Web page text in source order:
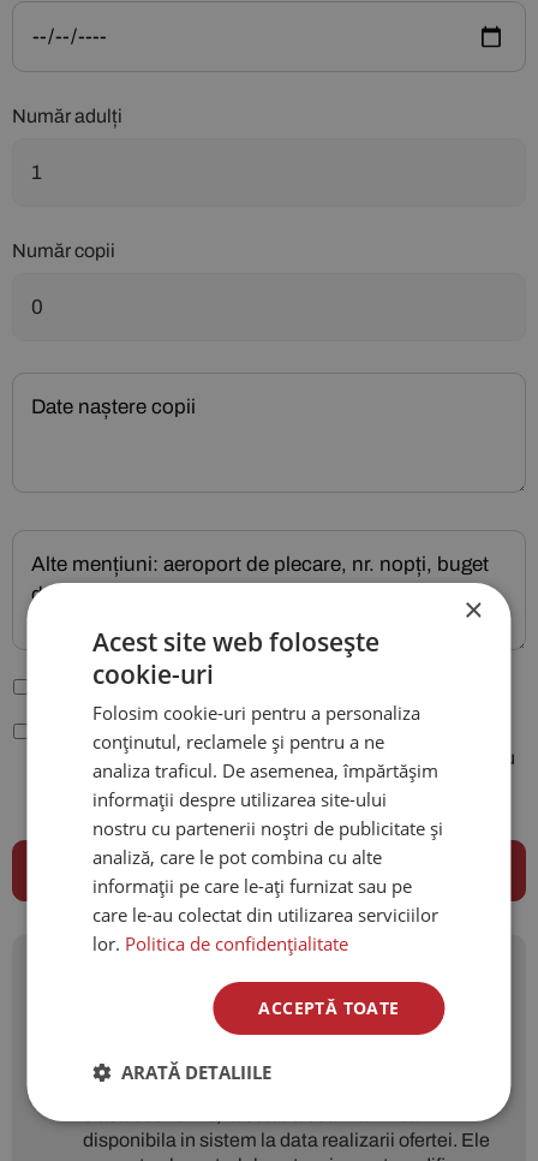
Număr adulți
Număr copii
Sunt de acord cuTermenii și condițiile site-ului
Conform legiilor nr. 677/2001 si 506/2004, sunt de acord
ca datele mele cu caracter personal sa fie folosite pentru
procesarea comenzii plasate pe site-ul agentiei City
Travels si pentru a putea fi contactat.
Prețurile menționate sunt
orientative și pot suferi
disponibila in sistem la data realizarii ofertei. Ele
×
Acest site web folosește
cookie-uri
Folosim cookie-uri pentru a personaliza
conținutul, reclamele și pentru a ne
analiza traficul. De asemenea, împărtășim
informații despre utilizarea site-ului
nostru cu partenerii noștri de publicitate și
analiză, care le pot combina cu alte
informații pe care le-ați furnizat sau pe
care le-au colectat din utilizarea serviciilor
lor. Politica de confidențialitate
ACCEPTĂ TOATE
ARATĂ DETALIILE